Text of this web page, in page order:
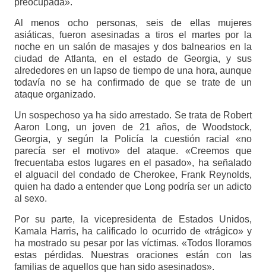
preocupada».
Al menos ocho personas, seis de ellas mujeres
asiáticas, fueron asesinadas a tiros el martes por la
noche en un salón de masajes y dos balnearios en la
ciudad de Atlanta, en el estado de Georgia, y sus
alrededores en un lapso de tiempo de una hora, aunque
todavía no se ha confirmado de que se trate de un
ataque organizado.
Un sospechoso ya ha sido arrestado. Se trata de Robert
Aaron Long, un joven de 21 años, de Woodstock,
Georgia, y según la Policía la cuestión racial «no
parecía ser el motivo» del ataque. «Creemos que
frecuentaba estos lugares en el pasado», ha señalado
el alguacil del condado de Cherokee, Frank Reynolds,
quien ha dado a entender que Long podría ser un adicto
al sexo.
Por su parte, la vicepresidenta de Estados Unidos,
Kamala Harris, ha calificado lo ocurrido de «trágico» y
ha mostrado su pesar por las víctimas. «Todos lloramos
estas pérdidas. Nuestras oraciones están con las
familias de aquellos que han sido asesinados».